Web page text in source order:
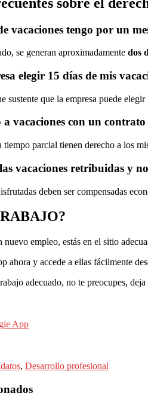
vacaciones tengo por un
se generan aproximadamente dos
elegir 15 días de mis
sustente que la empresa puede
a vacaciones con un
tiempo parcial tienen derecho a los
vacaciones retribuidas y
deben ser compensadas
nuevo empleo, estás en el sitio
ahora y accede a ellas fácilmente
adecuado, no te preocupes,
App
, Desarrollo profesional